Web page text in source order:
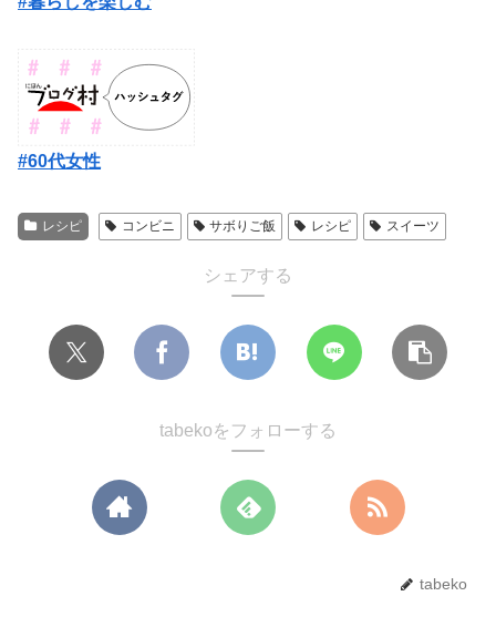
#60代女性
レシピ コンビニ サボりご飯 レシピ スイーツ
シェアする
tabekoをフォローする
tabeko